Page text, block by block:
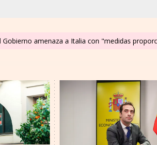
Gobierno amenaza a Italia con "medidas